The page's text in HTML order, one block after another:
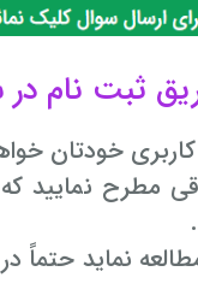
ثبت نام
کاربری خودتان
مطرح نمایید که
نماید حتماً